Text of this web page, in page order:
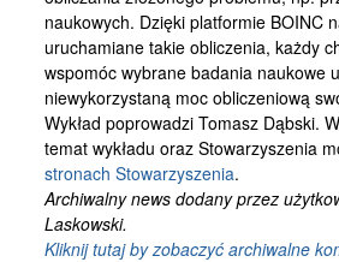
naukowych. Dzięki platformie BOINC
uruchamiane takie obliczenia, każdy
wspomóc wybrane badania naukowe
niewykorzystaną moc obliczeniową
Wykład poprowadzi Tomasz Dąbski.
temat wykładu oraz Stowarzyszenia
stronach Stowarzyszenia.
Archiwalny news dodany przez
Laskowski.
Kliknij tutaj by zobaczyć archiwalne